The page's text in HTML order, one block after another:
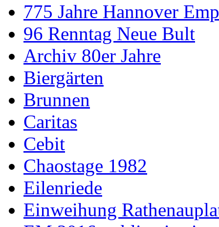
775 Jahre Hannover
96 Renntag Neue Bult
Archiv 80er Jahre
Biergärten
Brunnen
Caritas
Cebit
Chaostage 1982
Eilenriede
Einweihung